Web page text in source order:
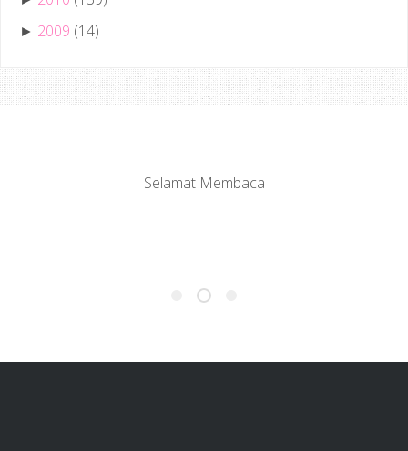
► 2009 (14)
Selamat Membaca